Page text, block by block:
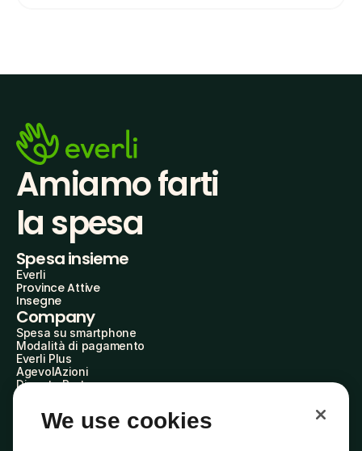
Amiamo farti
la spesa
Spesa insieme
Everli
Province Attive
Insegne
Company
Spesa su smartphone
Modalità di pagamento
Everli Plus
AgevolAzioni
Diventa Partner
Everli Shoppers
About Us
We use cookies